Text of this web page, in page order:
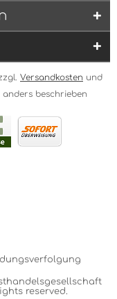
Versandkosten und
beschrieben
reserved.